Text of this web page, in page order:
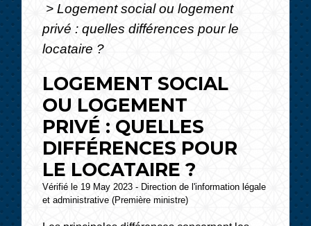
> Logement social ou logement
privé : quelles différences pour le
locataire ?
LOGEMENT SOCIAL
OU LOGEMENT
PRIVÉ : QUELLES
DIFFÉRENCES POUR
LE LOCATAIRE ?
Vérifié le 19 May 2023 - Direction de l'information légale
et administrative (Première ministre)